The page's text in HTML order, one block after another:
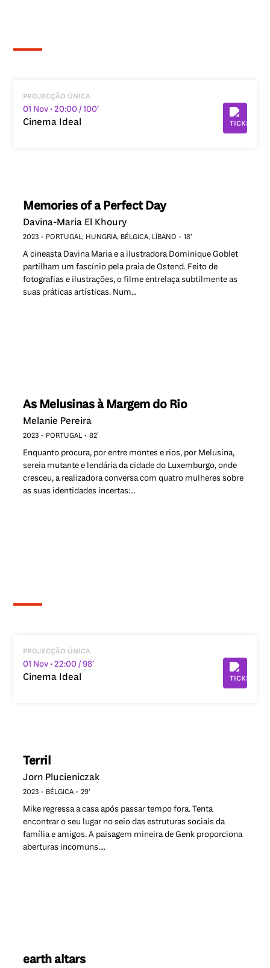
projecção única
01 Nov • 20:00/ 100’
Cinema Ideal
Memories of a Perfect Day
Davina-Maria El Khoury
2023 PORTUGAL, HUNGRIA, BÉLGICA, LÍBANO 18’
A cineasta Davina Maria e a ilustradora Dominique Goblet
partilham um fascínio pela praia de Ostend. Feito de
fotografias e ilustrações, o filme entrelaça subtilmente as
suas práticas artísticas. Num…
As Melusinas à Margem do Rio
Melanie Pereira
2023 PORTUGAL 82’
Enquanto procura, por entre montes e rios, por Melusina,
sereia mutante e lendária da cidade do Luxemburgo, onde
cresceu, a realizadora conversa com quatro mulheres sobre
as suas identidades incertas:…
projecção única
01 Nov • 22:00/ 98’
Cinema Ideal
Terril
Jorn Plucieniczak
2023 BÉLGICA 29’
Mike regressa a casa após passar tempo fora. Tenta
encontrar o seu lugar no seio das estruturas sociais da
família e amigos. A paisagem mineira de Genk proporciona
aberturas incomuns.…
earth altars